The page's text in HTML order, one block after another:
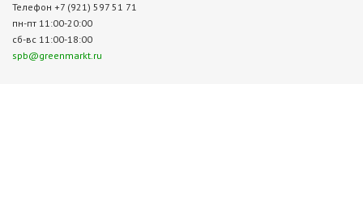
Телефон +7 (921) 597 51 71
пн-пт 11:00-20:00
сб-вс 11:00-18:00
spb@greenmarkt.ru